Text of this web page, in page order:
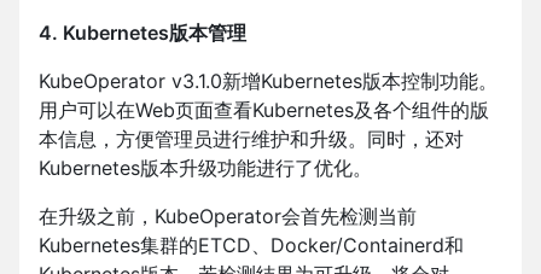
4. Kubernetes版本管理
KubeOperator v3.1.0新增Kubernetes版本控制功能。
用户可以在Web页面查看Kubernetes及各个组件的版
本信息，方便管理员进行维护和升级。同时，还对
Kubernetes版本升级功能进行了优化。
在升级之前，KubeOperator会首先检测当前
Kubernetes集群的ETCD、Docker/Containerd和